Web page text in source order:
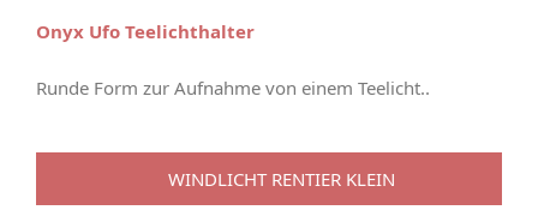
Onyx Ufo Teelichthalter
Runde Form zur Aufnahme von einem Teelicht..
WINDLICHT RENTIER KLEIN